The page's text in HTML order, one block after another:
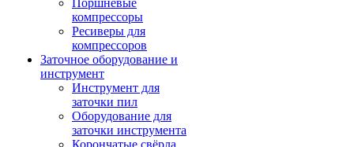
Поршневые
компрессоры
Ресиверы для
компрессоров
Заточное оборудование и
инструмент
Инструмент для
заточки пил
Оборудование для
заточки инструмента
Корончатые свёрла